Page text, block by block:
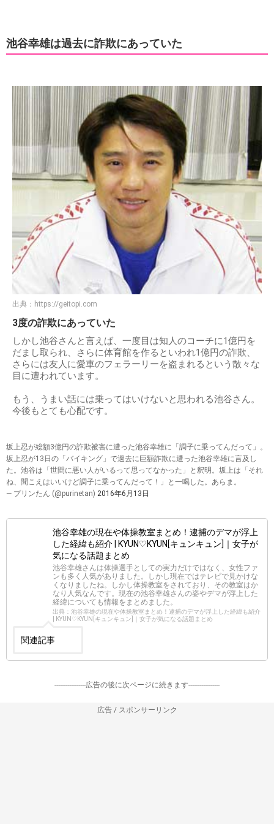
池谷幸雄は過去に詐欺にあっていた
出典： https://geitopi.com
3度の詐欺にあっていた
しかし池谷さんと言えば、一度目は知人のコーチに1億円を
だまし取られ、さらに体育館を作るといわれ1億円の詐欺、
さらには友人に愛車のフェラーリーを盗まれるという散々な
目に遭われています。
もう、うまい話には乗ってはいけないと思われる池谷さん。
今後もとても心配です。
坂上忍が総額3億円の詐欺被害に遭った池谷幸雄に「調子に乗ってんだって」。
坂上忍が13日の「バイキング」で過去に巨額詐欺に遭った池谷幸雄に言及し
た。池谷は「世間に悪い人がいるって思ってなかった」と釈明。坂上は「それ
ね、聞こえはいいけど調子に乗ってんだって！」と一喝した。あらま。
— プリンたん (@purinetan) 2016年6月13日
池谷幸雄の現在や体操教室まとめ！逮捕のデマが浮上
した経緯も紹介 | KYUN♡KYUN[キュンキュン]｜女子が
気になる話題まとめ
池谷幸雄さんは体操選手としての実力だけではなく、女性ファ
ンも多く人気がありました。しかし現在ではテレビで見かけな
くなりましたね。しかし体操教室をされており、その教室はか
なり人気なんです。現在の池谷幸雄さんの姿やデマが浮上した
経緯についても情報をまとめました。
出典：池谷幸雄の現在や体操教室まとめ！逮捕のデマが浮上した経緯も紹介
| KYUN♡KYUN[キュンキュン]｜女子が気になる話題まとめ
関連記事
-----------------広告の後に次ページに続きます-----------------
広告 / スポンサーリンク